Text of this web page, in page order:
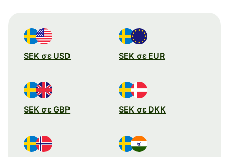
SEK σε USD SEK σε EUR
SEK σε GBP SEK σε DKK